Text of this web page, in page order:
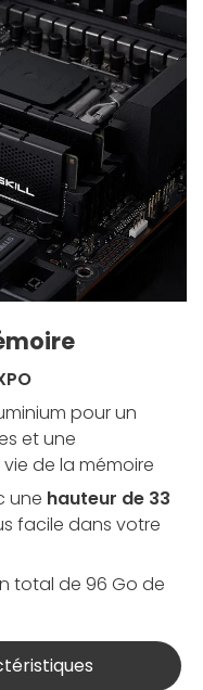
pour un
et une
de la mémoire
une hauteur de 33
facile dans votre
total de 96 Go de